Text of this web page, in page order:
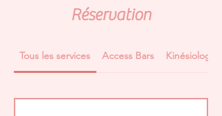
Réservation
Tous les services Access Bars Kinésiologie